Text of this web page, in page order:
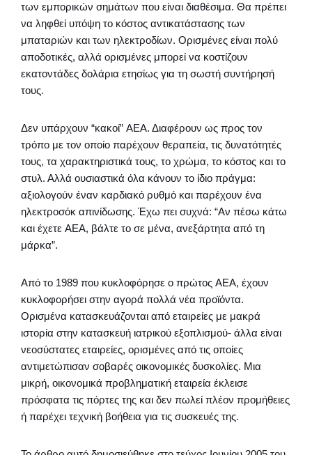
των εμπορικών σημάτων που είναι διαθέσιμα. Θα πρέπει
να ληφθεί υπόψη το κόστος αντικατάστασης των
μπαταριών και των ηλεκτροδίων. Ορισμένες είναι πολύ
αποδοτικές, αλλά ορισμένες μπορεί να κοστίζουν
εκατοντάδες δολάρια ετησίως για τη σωστή συντήρησή
τους.
Δεν υπάρχουν “κακοί” AEΑ. Διαφέρουν ως προς τον
τρόπο με τον οποίο παρέχουν θεραπεία, τις δυνατότητές
τους, τα χαρακτηριστικά τους, το χρώμα, το κόστος και το
στυλ. Αλλά ουσιαστικά όλα κάνουν το ίδιο πράγμα:
αξιολογούν έναν καρδιακό ρυθμό και παρέχουν ένα
ηλεκτροσόκ απινίδωσης. Έχω πει συχνά: “Αν πέσω κάτω
και έχετε AEΑ, βάλτε το σε μένα, ανεξάρτητα από τη
μάρκα”.
Από το 1989 που κυκλοφόρησε ο πρώτος AEΑ, έχουν
κυκλοφορήσει στην αγορά πολλά νέα προϊόντα.
Ορισμένα κατασκευάζονται από εταιρείες με μακρά
ιστορία στην κατασκευή ιατρικού εξοπλισμού- άλλα είναι
νεοσύστατες εταιρείες, ορισμένες από τις οποίες
αντιμετώπισαν σοβαρές οικονομικές δυσκολίες. Μια
μικρή, οικονομικά προβληματική εταιρεία έκλεισε
πρόσφατα τις πόρτες της και δεν πωλεί πλέον προμήθειες
ή παρέχει τεχνική βοήθεια για τις συσκευές της.